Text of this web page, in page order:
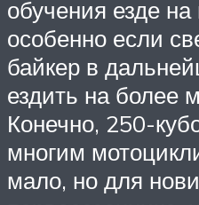
обучения езде
особенно если
байкер в
ездить на более
Конечно, 250-
многим
мало, но для